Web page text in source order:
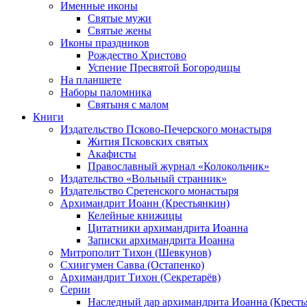
Именные иконы
Святые мужи
Святые жены
Иконы праздников
Рождество Христово
Успение Пресвятой Богородицы
На планшете
Наборы паломника
Святыня с малом
Книги
Издательство Псково-Печерского монастыря
Жития Псковских святых
Акафисты
Православный журнал «Колокольчик»
Издательство «Вольный странник»
Издательство Сретенского монастыря
Архимандрит Иоанн (Крестьянкин)
Келейные книжицы
Цитатники архимандрита Иоанна
Записки архимандрита Иоанна
Митрополит Тихон (Шевкунов)
Схиигумен Савва (Остапенко)
Архимандрит Тихон (Секретарёв)
Серии
Наследный дар архимандрита Иоанна